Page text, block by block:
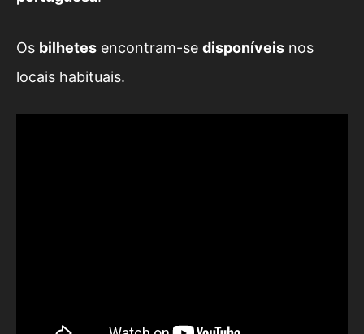
Os bilhetes encontram-se disponíveis nos
locais habituais.